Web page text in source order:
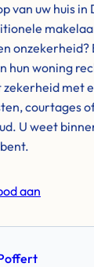
van uw huis
onzekerheid?
hun woning
zekerheid met
courtages
U weet
aan